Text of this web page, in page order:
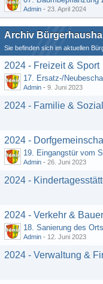
Admin - 23. April 2024
Archiv
Sie befinden sich im aktuellen
2024 - Freizeit & Sport
Admin - 9. Juni 2023
2024 - Familie &
2024 -
19. Eingangstür vom
Admin - 26. Juni 2023
2024 -
2024 - Verkehr &
18. Sanierung des
Admin - 12. Juni 2023
2024 - Verwaltung &